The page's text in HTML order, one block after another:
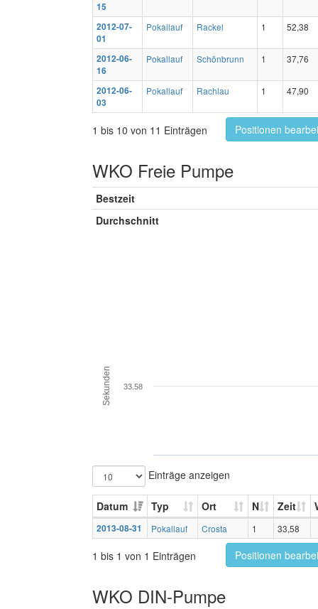
15
2012-07-
01
Pokallauf Rackel 1 52,38
2012-06-
16
Pokallauf Schönbrunn 1 37,76
2012-06-
03
Pokallauf Rachlau 1 47,90
1 bis 10 von 11 Einträgen Positionen
WKO Freie Pumpe
Bestzeit
Durchschnitt
Sekunden 33.58
Einträge anzeigen
Datum Typ Ort N Zeit
2013-08-31 Pokallauf Crosta 1 33,58
1 bis 1 von 1 Einträgen Positionen
WKO DIN-Pumpe